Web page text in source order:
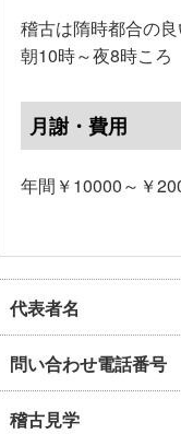
稽古は隋時都合の
朝10時～夜8時ころ
月謝・費用
年間￥10000～￥
代表者名
問い合わせ電話番号
稽古見学